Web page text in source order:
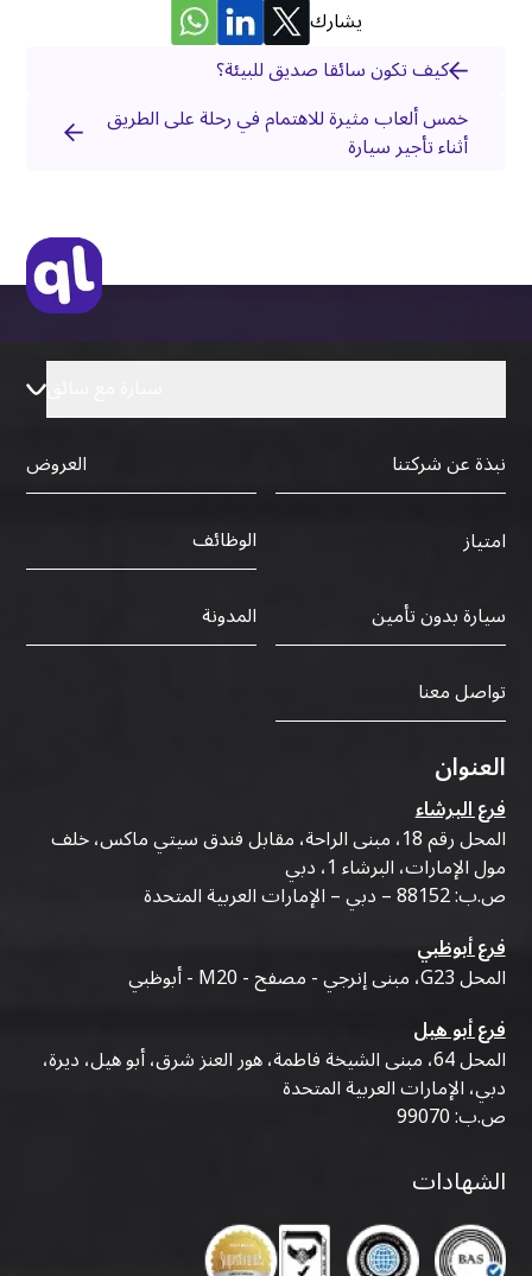
يشارك
كيف تكون سائقا صديق للبيئة؟
خمس ألعاب مثيرة للاهتمام في رحلة على الطريق
أثناء تأجير سيارة
نبذة عن شركتنا
العروض
امتياز
الوظائف
سيارة بدون تأمين
المدونة
تواصل معنا
العنوان
فرع البرشاء
المحل رقم 18، مبنى الراحة، مقابل فندق سيتي ماكس، خلف
مول الإمارات، البرشاء 1، دبي
ص.ب: 88152 – دبي – الإمارات العربية المتحدة
فرع أبوظبي
المحل G23، مبنى إنرجي - مصفح - M20 - أبوظبي
فرع أبو هيل
المحل 64، مبنى الشيخة فاطمة، هور العنز شرق، أبو هيل، ديرة،
دبي، الإمارات العربية المتحدة
ص.ب: 99070
الشهادات